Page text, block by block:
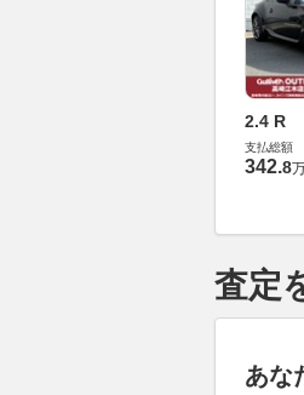
2.4 R
支払総額
342.8
査定
あな